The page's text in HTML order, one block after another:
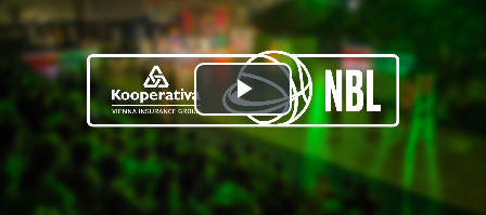
Přehrát
video